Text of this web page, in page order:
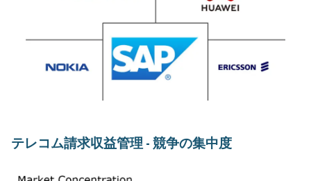
テレコム請求収益管理 - 競争の集中度